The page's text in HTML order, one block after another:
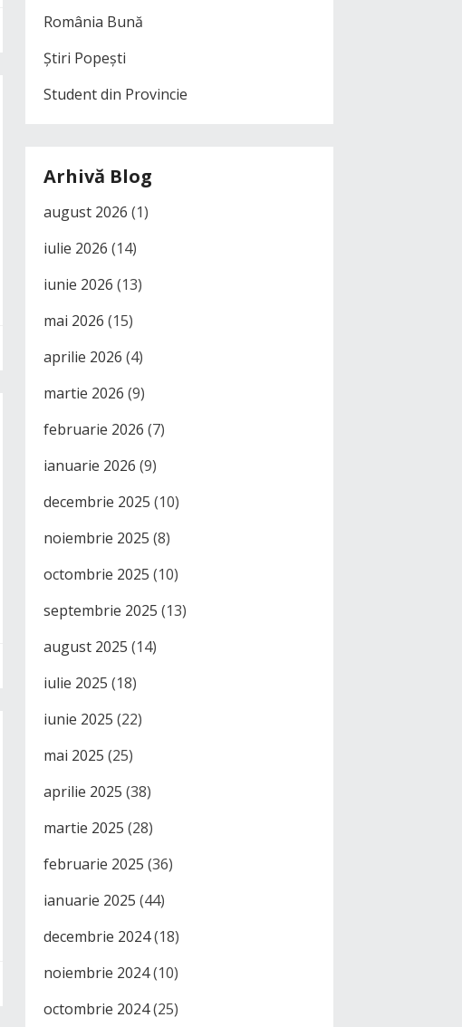
România Bună
Știri Popești
Student din Provincie
Arhivă Blog
august 2026 (1)
iulie 2026 (14)
iunie 2026 (13)
mai 2026 (15)
aprilie 2026 (4)
martie 2026 (9)
februarie 2026 (7)
ianuarie 2026 (9)
decembrie 2025 (10)
noiembrie 2025 (8)
octombrie 2025 (10)
septembrie 2025 (13)
august 2025 (14)
iulie 2025 (18)
iunie 2025 (22)
mai 2025 (25)
aprilie 2025 (38)
martie 2025 (28)
februarie 2025 (36)
ianuarie 2025 (44)
decembrie 2024(18)
noiembrie 2024(10)
octombrie 2024(25)